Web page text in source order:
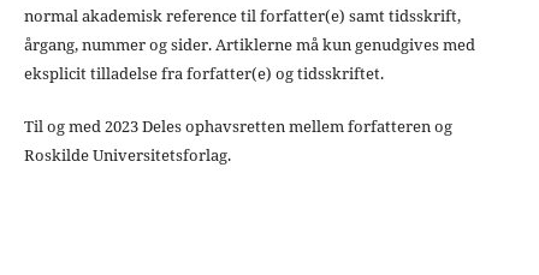
normal akademisk reference til forfatter(e) samt tidsskrift,
årgang, nummer og sider. Artiklerne må kun genudgives med
eksplicit tilladelse fra forfatter(e) og tidsskriftet.
Til og med 2023 Deles ophavsretten mellem forfatteren og
Roskilde Universitetsforlag.